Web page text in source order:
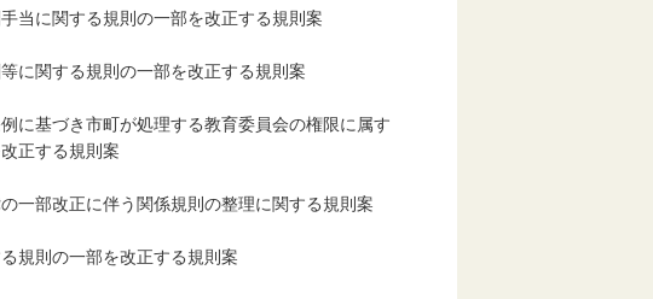
に関する規則の一部を改正する規則案
関する規則の一部を改正する規則案
基づき市町が処理する教育委員会の権限に属す
る規則案
部改正に伴う関係規則の整理に関する規則案
則の一部を改正する規則案